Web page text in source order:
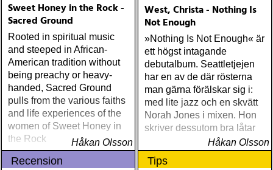
Sweet Honey in the Rock -
Sacred Ground
Rooted in spiritual music
and steeped in African-
American tradition without
being preachy or heavy-
handed, Sacred Ground
pulls from the various faiths
and life experiences of the
women of Sweet Honey in
the Rock
Håkan Olsson
West, Christa - Nothing Is
Not Enough
»Nothing Is Not Enough« är
ett högst intagande
debutalbum. Seattletjejen
har en av de där rösterna
man gärna förälskar sig i:
med lite jazz och en skvätt
Norah Jones i mixen. Hon
skriver dessutom bra låtar
Håkan Olsson
Recension Tips